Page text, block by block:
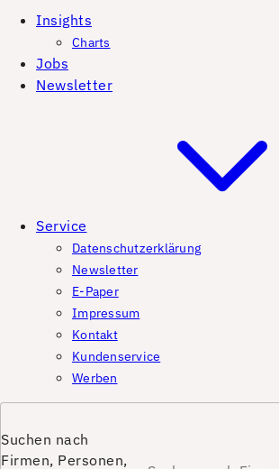
Insights
Charts
Jobs
Newsletter
Service
Datenschutzerklärung
Newsletter
E-Paper
Impressum
Kontakt
Kundenservice
Werben
Suchen nach
Firmen, Personen,